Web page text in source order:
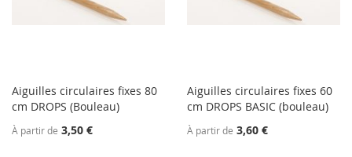
Aiguilles circulaires fixes 80
cm DROPS (Bouleau)
À partir de 3,50 €
Aiguilles circulaires fixes 60
cm DROPS BASIC (bouleau)
À partir de 3,60 €